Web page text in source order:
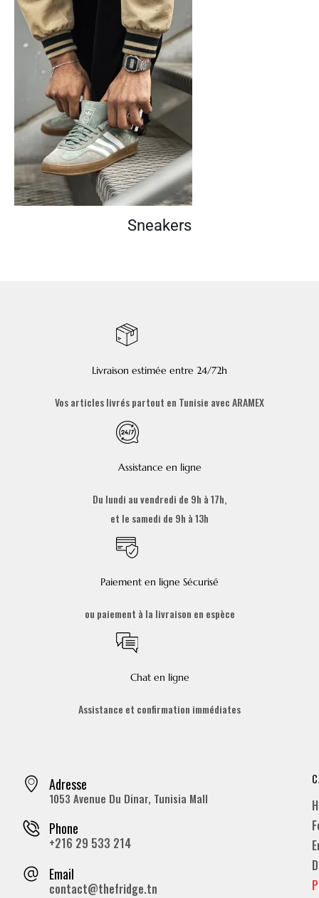
Sneakers
Livraison estimée entre 24/72h
Vos articles livrés partout en Tunisie avec ARAMEX
Assistance en ligne
Du lundi au vendredi de 9h à 17h,
et le samedi de 9h à 13h
Paiement en ligne Sécurisé
ou paiement à la livraison en espèce
Chat en ligne
Assistance et confirmation immédiates
Adresse
1053 Avenue Du Dinar, Tunisia Mall
Phone
+216 29 533 214
Email
contact@thefridge.tn